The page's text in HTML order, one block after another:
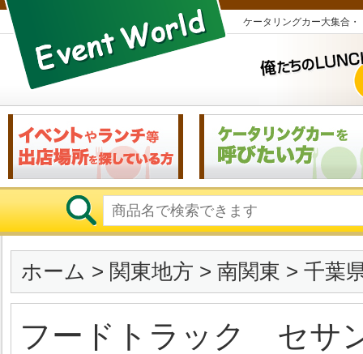
ケータリングカー大集合
ホーム > 関東地方 > 南関東 > 千葉
フードトラック セサ